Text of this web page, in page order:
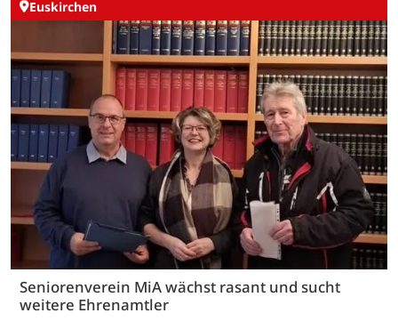
Euskirchen
Seniorenverein MiA wächst rasant und sucht
weitere Ehrenamtler